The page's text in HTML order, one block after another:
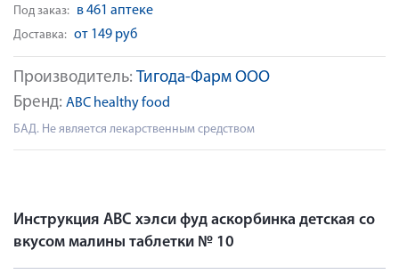
Производитель: Тигода-Фарм ООО
Бренд: ABC healthy food
БАД. Не является лекарственным средством
Под заказ: в 461 аптеке
Доставка: от 149 руб
Инструкция АВС хэлси фуд аскорбинка детская со
вкусом малины таблетки № 10